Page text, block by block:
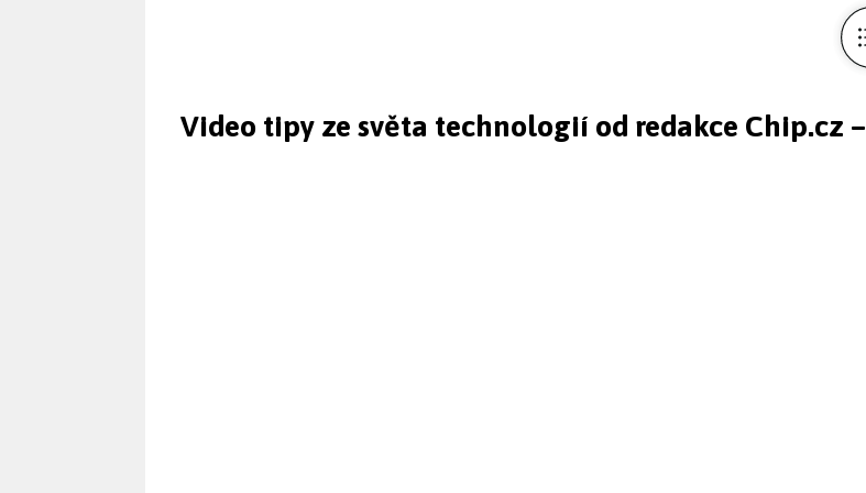
Video tipy ze světa technologií od redakce Chip.cz –